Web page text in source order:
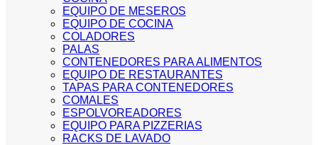
EQUIPO DE MESEROS
EQUIPO DE COCINA
COLADORES
PALAS
CONTENEDORES PARA ALIMENTOS
EQUIPO DE RESTAURANTES
TAPAS PARA CONTENEDORES
COMALES
ESPOLVOREADORES
EQUIPO PARA PIZZERIAS
RACKS DE LAVADO